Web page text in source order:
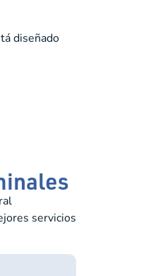
diseñado
servicios